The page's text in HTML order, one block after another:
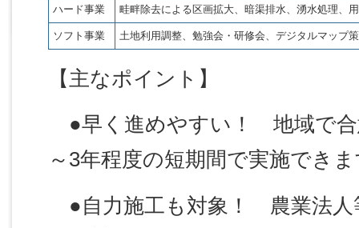
ハード事業 畦畔除去による区画拡大、暗渠排水、湧水処理、
ソフト事業 土地利用調整、勉強会・研修会、デジタルマップ
【主なポイント】
●早く進めやすい！ 地域で
～3年程度の短期間で実施でき
●自力施工も対象！ 農業法